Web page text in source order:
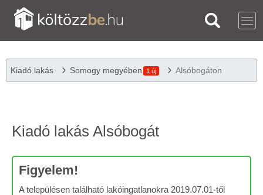
Kiadó lakás Somogy megyében 1 új Alsóbogáton
Kiadó lakás Alsóbogát
Figyelem!
A településen található lakóingatlanokra 2019.07.01-től